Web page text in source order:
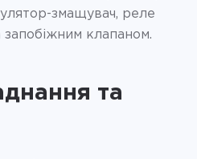
змащувач, реле
клапаном.
та